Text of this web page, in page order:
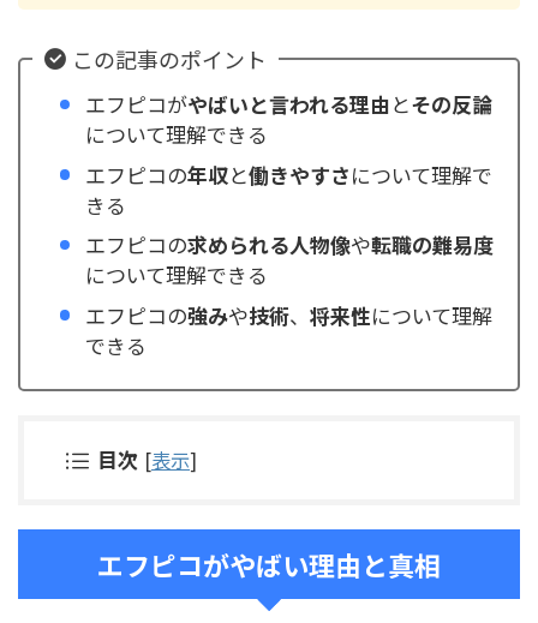
この記事のポイント
エフピコがやばいと言われる理由とその反論
について理解できる
エフピコの年収と働きやすさについて理解で
きる
エフピコの求められる人物像や転職の難易度
について理解できる
エフピコの強みや技術、 将来性について理解
できる
目次 [表示]
エフピコがやばい理由と真相